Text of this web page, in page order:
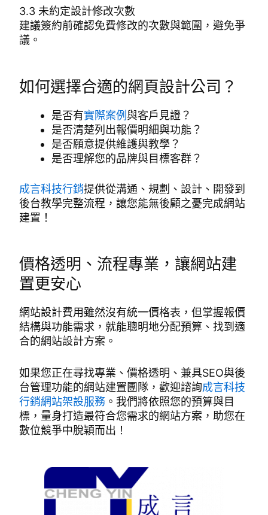
3.3 未約定設計修改次數
建議簽約前確認免費修改的次數與範圍，避免爭
議。
如何選擇合適的網頁設計公司？
是否有實際案例與客戶見證？
是否清楚列出報價明細與功能？
是否願意提供維護與教學？
是否理解您的品牌與目標客群？
成言科技行銷提供從溝通、規劃、設計、開發到
後台教學完整流程，讓您能無後顧之憂完成網站
建置！
價格透明、流程專業，讓網站建
置更安心
網站設計費用雖然沒有統一價格表，但掌握報價
結構與功能需求，就能聰明地分配預算、找到適
合的網站設計方案。
如果您正在尋找專業、價格透明、兼具SEO與後
台管理功能的網站建置團隊，歡迎諮詢成言科技
行銷網站架設服務 。我們將依照您的預算與目
標，量身打造最符合您需求的網站方案，助您在
數位競爭中脫穎而出！